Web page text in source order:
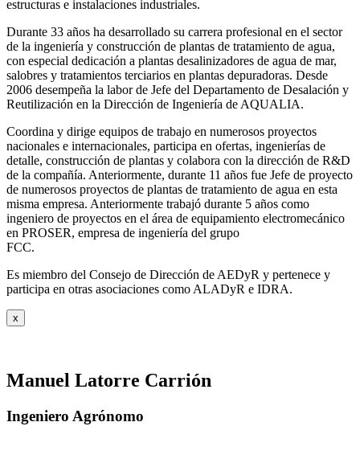
estructuras e instalaciones industriales.
Durante 33 años ha desarrollado su carrera profesional en el sector
de la ingeniería y construcción de plantas de tratamiento de agua,
con especial dedicación a plantas desalinizadores de agua de mar,
salobres y tratamientos terciarios en plantas depuradoras. Desde
2006 desempeña la labor de Jefe del Departamento de Desalación y
Reutilización en la Dirección de Ingeniería de AQUALIA.
Coordina y dirige equipos de trabajo en numerosos proyectos
nacionales e internacionales, participa en ofertas, ingenierías de
detalle, construcción de plantas y colabora con la dirección de R&D
de la compañía. Anteriormente, durante 11 años fue Jefe de proyecto
de numerosos proyectos de plantas de tratamiento de agua en esta
misma empresa. Anteriormente trabajó durante 5 años como
ingeniero de proyectos en el área de equipamiento electromecánico
en PROSER, empresa de ingeniería del grupo
FCC.
Es miembro del Consejo de Dirección de AEDyR y pertenece y
participa en otras asociaciones como ALADyR e IDRA.
x
Manuel Latorre Carrión
Ingeniero Agrónomo